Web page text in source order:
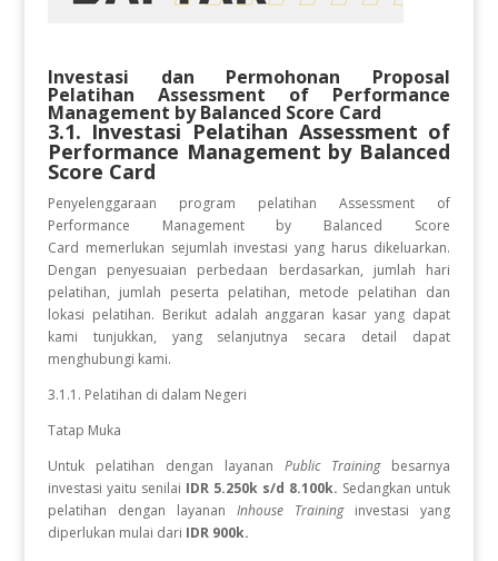
Investasi dan Permohonan Proposal
Pelatihan Assessment of Performance
Management by Balanced Score Card
3.1. Investasi Pelatihan Assessment of
Performance Management by Balanced
Score Card
Penyelenggaraan program pelatihan Assessment of
Performance Management by Balanced Score
Card memerlukan sejumlah investasi yang harus dikeluarkan.
Dengan penyesuaian perbedaan berdasarkan, jumlah hari
pelatihan, jumlah peserta pelatihan, metode pelatihan dan
lokasi pelatihan. Berikut adalah anggaran kasar yang dapat
kami tunjukkan, yang selanjutnya secara detail dapat
menghubungi kami.
3.1.1. Pelatihan di dalam Negeri
Tatap Muka
Untuk pelatihan dengan layanan Public Trainingbesarnya
investasi yaitu senilai IDR 5.250k s/d 8.100k. Sedangkan untuk
pelatihan dengan layanan Inhouse Training investasi yang
diperlukan mulai dari IDR 900k.